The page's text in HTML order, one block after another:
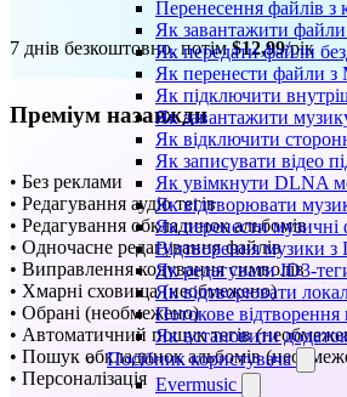
Перенесення файлів
Як завантажити
Як передати файли
Як перенести файли з
Як підключити
Як завантажити
Як відключити
Як записувати відео
Як увімкнути DLNA
Як відтворювати
Як перенести
Відтворення музики
Як редагувати ID3-
Як відтворювати
Потокове
Як встановити
Посібник користувача
Evermusic
7 днів безкоштовно, потім$12,99/рік
Преміум назавжди
• Без реклами
• Редагування аудіо тегів
• Редагування обкладинок альбомів
• Одночасне редагування файлів
• Виправлення кодування символів
• Хмарні сховища (необмежено)
• Обрані (необмежено)
• Автоматичний пошук тегів
• Пошук обкладинок альбомів
• Персоналізація